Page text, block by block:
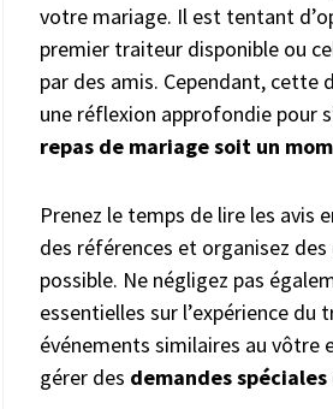
votre mariage. Il est tentant
premier traiteur disponible ou
par des amis. Cependant, cette
une réflexion approfondie pour
repas de mariage soit un
Prenez le temps de lire les avis
des références et organisez
possible. Ne négligez pas
essentielles sur l’expérience du
événements similaires au vôtre
gérer des demandes